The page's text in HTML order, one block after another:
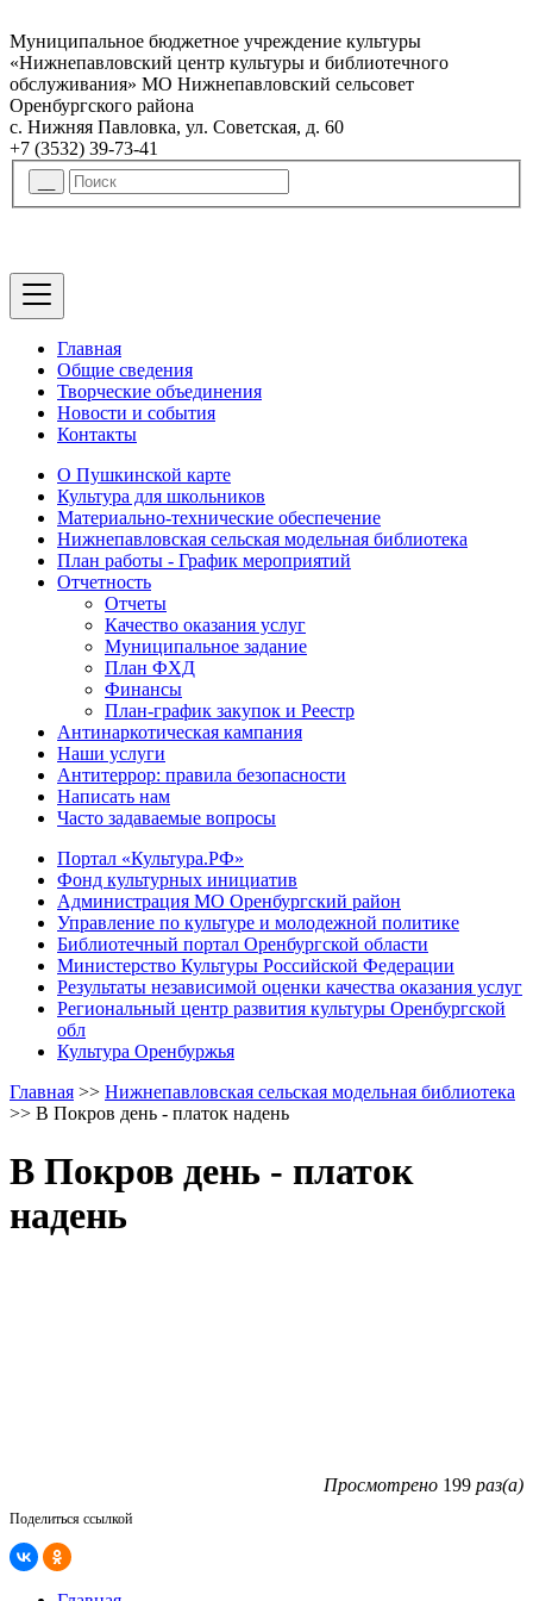
Муниципальное бюджетное учреждение культуры
«Нижнепавловский центр культуры и библиотечного
обслуживания» МО Нижнепавловский сельсовет
Оренбургского района
с. Нижняя Павловка, ул. Советская, д. 60
+7 (3532) 39-73-41
Главная
Общие сведения
Творческие объединения
Новости и события
Контакты
О Пушкинской карте
Культура для школьников
Материально-технические обеспечение
Нижнепавловская сельская модельная библиотека
План работы - График мероприятий
Отчетность
Отчеты
Качество оказания услуг
Муниципальное задание
План ФХД
Финансы
План-график закупок и Реестр
Антинаркотическая кампания
Наши услуги
Антитеррор: правила безопасности
Написать нам
Часто задаваемые вопросы
Портал «Культура.РФ»
Фонд культурных инициатив
Администрация МО Оренбургский район
Управление по культуре и молодежной политике
Библиотечный портал Оренбургской области
Министерство Культуры Российской Федерации
Результаты независимой оценки качества оказания услуг
Региональный центр развития культуры Оренбургской
обл
Культура Оренбуржья
Главная >> Нижнепавловская сельская модельная библиотека
>> В Покров день - платок надень
В Покров день - платок
надень
Просмотрено 199 раз(а)
Поделиться ссылкой